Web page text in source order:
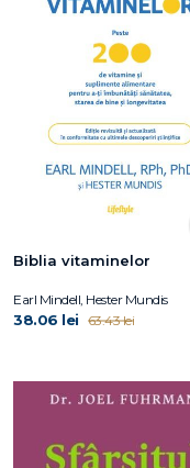
Biblia vitaminelor
Earl Mindell, Hester Mundis
38.06 lei 63.43 lei